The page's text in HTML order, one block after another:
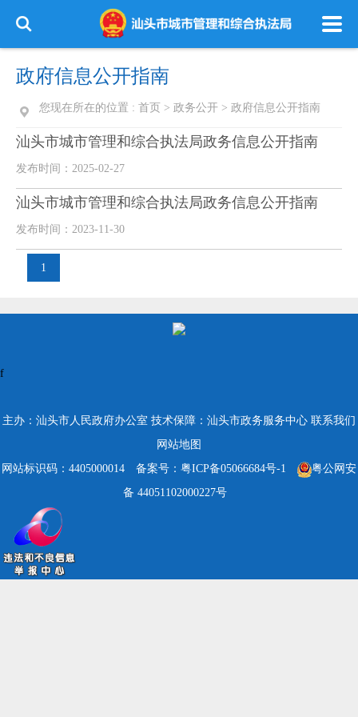
政府信息公开指南
您现在所在的位置 : 首页 > 政务公开 > 政府信息公开指南
汕头市城市管理和综合执法局政务信息公开指南
发布时间：2025-02-27
汕头市城市管理和综合执法局政务信息公开指南
发布时间：2023-11-30
1
主办：汕头市人民政府办公室 技术保障：汕头市政务服务中心 联系我们
网站地图
网站标识码：4405000014
备案号：粤ICP备05066684号-1
粤公网安
备 44051102000227号
f